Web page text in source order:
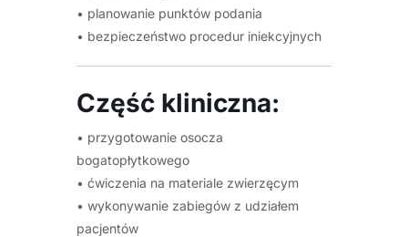
• planowanie punktów podania
• bezpieczeństwo procedur iniekcyjnych
Część kliniczna:
• przygotowanie osocza
bogatopłytkowego
• ćwiczenia na materiale zwierzęcym
• wykonywanie zabiegów z udziałem
pacjentów